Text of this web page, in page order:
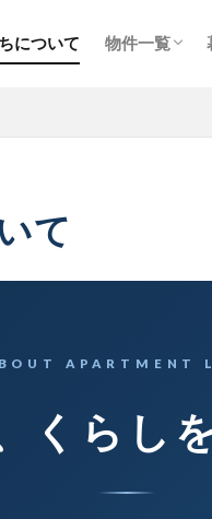
について 物件一覧
て
APARTMENT
くらし